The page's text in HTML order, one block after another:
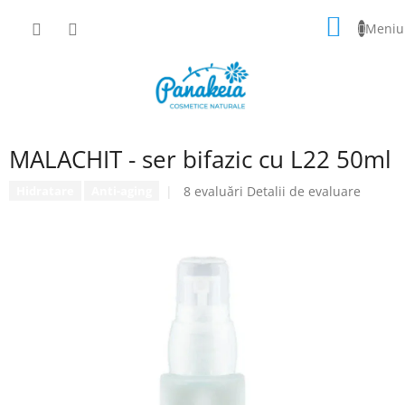
COŞ
MALACHIT - ser bifazic cu L22 50ml
Evaluarea
este
4,9
8 evaluări Detalii de evaluare